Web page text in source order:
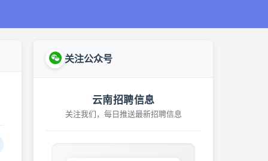
关注公众号
云南招聘信息
关注我们，每日推送最新招聘信息